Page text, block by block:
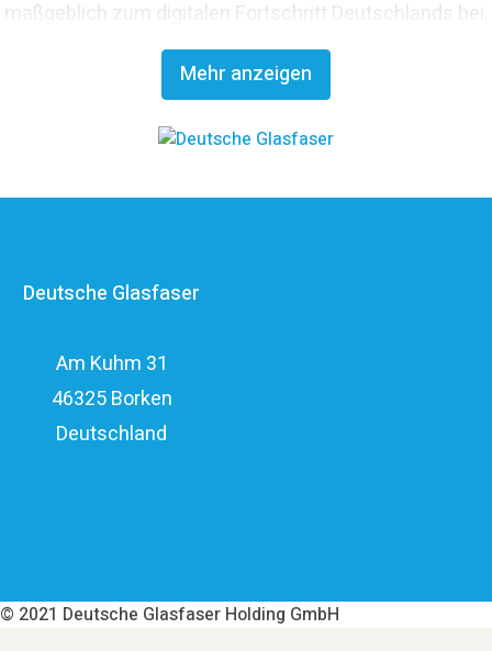
Mehr anzeigen
maßgeblich zum digitalen Fortschritt Deutschlands bei.
Mit innovativen Planungs- und Bauverfahren ist
Deutsche Glasfaser Spezialist für einen schnellen und
kosteneffizienten FTTH-Ausbau. Die
Unternehmensgruppe zählt zu den finanzstärksten
Anbietern im deutschen Markt und verfügt mit den
elf Milliarden Euro.
Deutsche Glasfaser
Am Kuhm 31
46325 Borken
Deutschland